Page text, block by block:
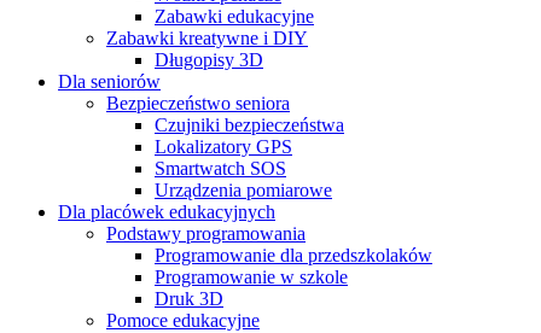
Zabawki edukacyjne
Zabawki kreatywne i DIY
Długopisy 3D
Dla seniorów
Bezpieczeństwo seniora
Czujniki bezpieczeństwa
Lokalizatory GPS
Smartwatch SOS
Urządzenia pomiarowe
Dla placówek edukacyjnych
Podstawy programowania
Programowanie dla przedszkolaków
Programowanie w szkole
Druk 3D
Pomoce edukacyjne